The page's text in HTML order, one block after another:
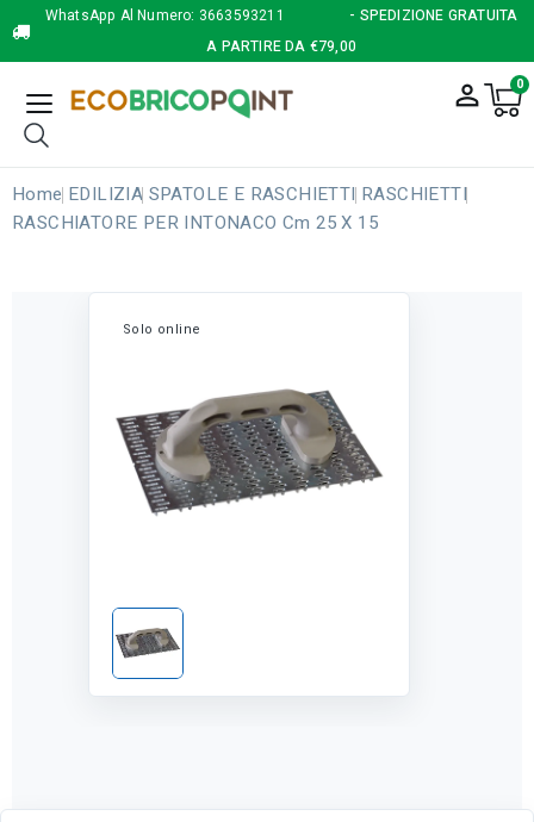
WhatsApp Al Numero: 3663593211
- SPEDIZIONE GRATUITA
A PARTIRE DA €79,00
person_outline 0
Home EDILIZIA SPATOLE E RASCHIETTI RASCHIETTI
RASCHIATORE PER INTONACO Cm 25 X 15
Solo online